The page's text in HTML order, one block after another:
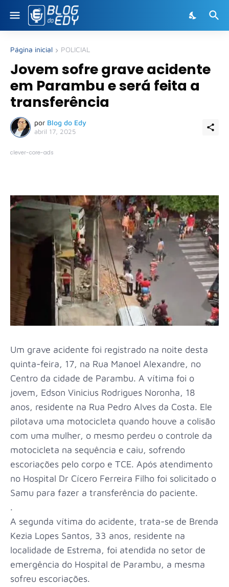
Página inicial POLICIAL
Jovem sofre grave acidente
em Parambu e será feita a
transferência
por Blog do Edy
abril 17, 2025
clever-core-ads
Um grave acidente foi registrado na noite desta
quinta-feira, 17, na Rua Manoel Alexandre, no
Centro da cidade de Parambu. A vítima foi o
jovem, Edson Vinicius Rodrigues Noronha, 18
anos, residente na Rua Pedro Alves da Costa. Ele
pilotava uma motocicleta quando houve a colisão
com uma mulher, o mesmo perdeu o controle da
motocicleta na sequência e caiu, sofrendo
escoriações pelo corpo e TCE. Após atendimento
no Hospital Dr Cícero Ferreira Filho foi solicitado o
Samu para fazer a transferência do paciente.
.
A segunda vítima do acidente, trata-se de Brenda
Kezia Lopes Santos, 33 anos, residente na
localidade de Estrema, foi atendida no setor de
emergência do Hospital de Parambu, a mesma
sofreu escoriações.